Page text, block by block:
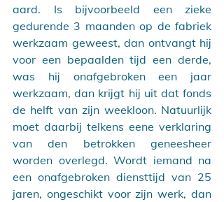
aard. Is bijvoorbeeld een zieke
gedurende 3 maanden op de fabriek
werkzaam geweest, dan ontvangt hij
voor een bepaalden tijd een derde,
was hij onafgebroken een jaar
werkzaam, dan krijgt hij uit dat fonds
de helft van zijn weekloon. Natuurlijk
moet daarbij telkens eene verklaring
van den betrokken geneesheer
worden overlegd. Wordt iemand na
een onafgebroken diensttijd van 25
jaren, ongeschikt voor zijn werk, dan